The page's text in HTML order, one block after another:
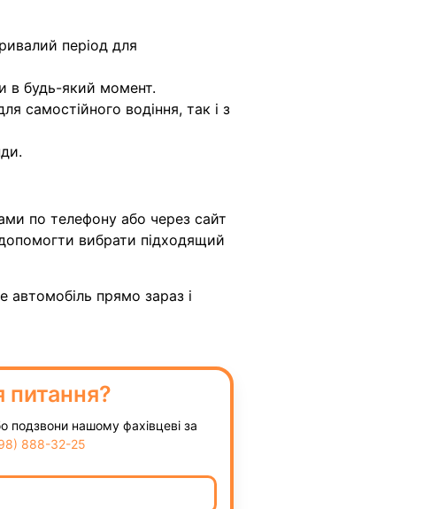
період для
в будь-який момент.
самостійного водіння, так і з
по телефону або через сайт
вибрати підходящий
автомобіль прямо зараз і
подзвони нашому фахівцеві за
888-32-25